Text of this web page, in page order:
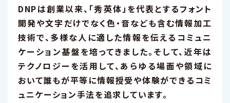
DNPは創業以来、「秀英体」を代表とするフォント
開発や文字だけでなく色・音なども含む情報加工
技術で、多様な人に適した情報を伝えるコミュニ
ケーション基盤を培ってきました。そして、近年は
テクノロジーを活用して、あらゆる場面や領域に
おいて誰もが平等に情報授受や体験ができるコミ
ュニケーション手法を追求しています。